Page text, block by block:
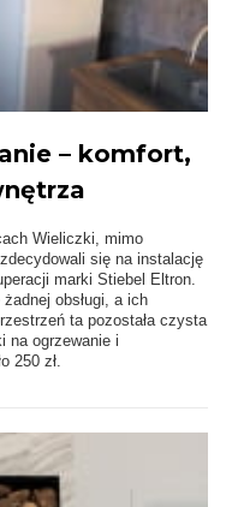
– komfort,
Wieliczki, mimo
się na instalację
marki Stiebel Eltron.
obsługi, a ich
ta pozostała czysta
na ogrzewanie i
250 zł.